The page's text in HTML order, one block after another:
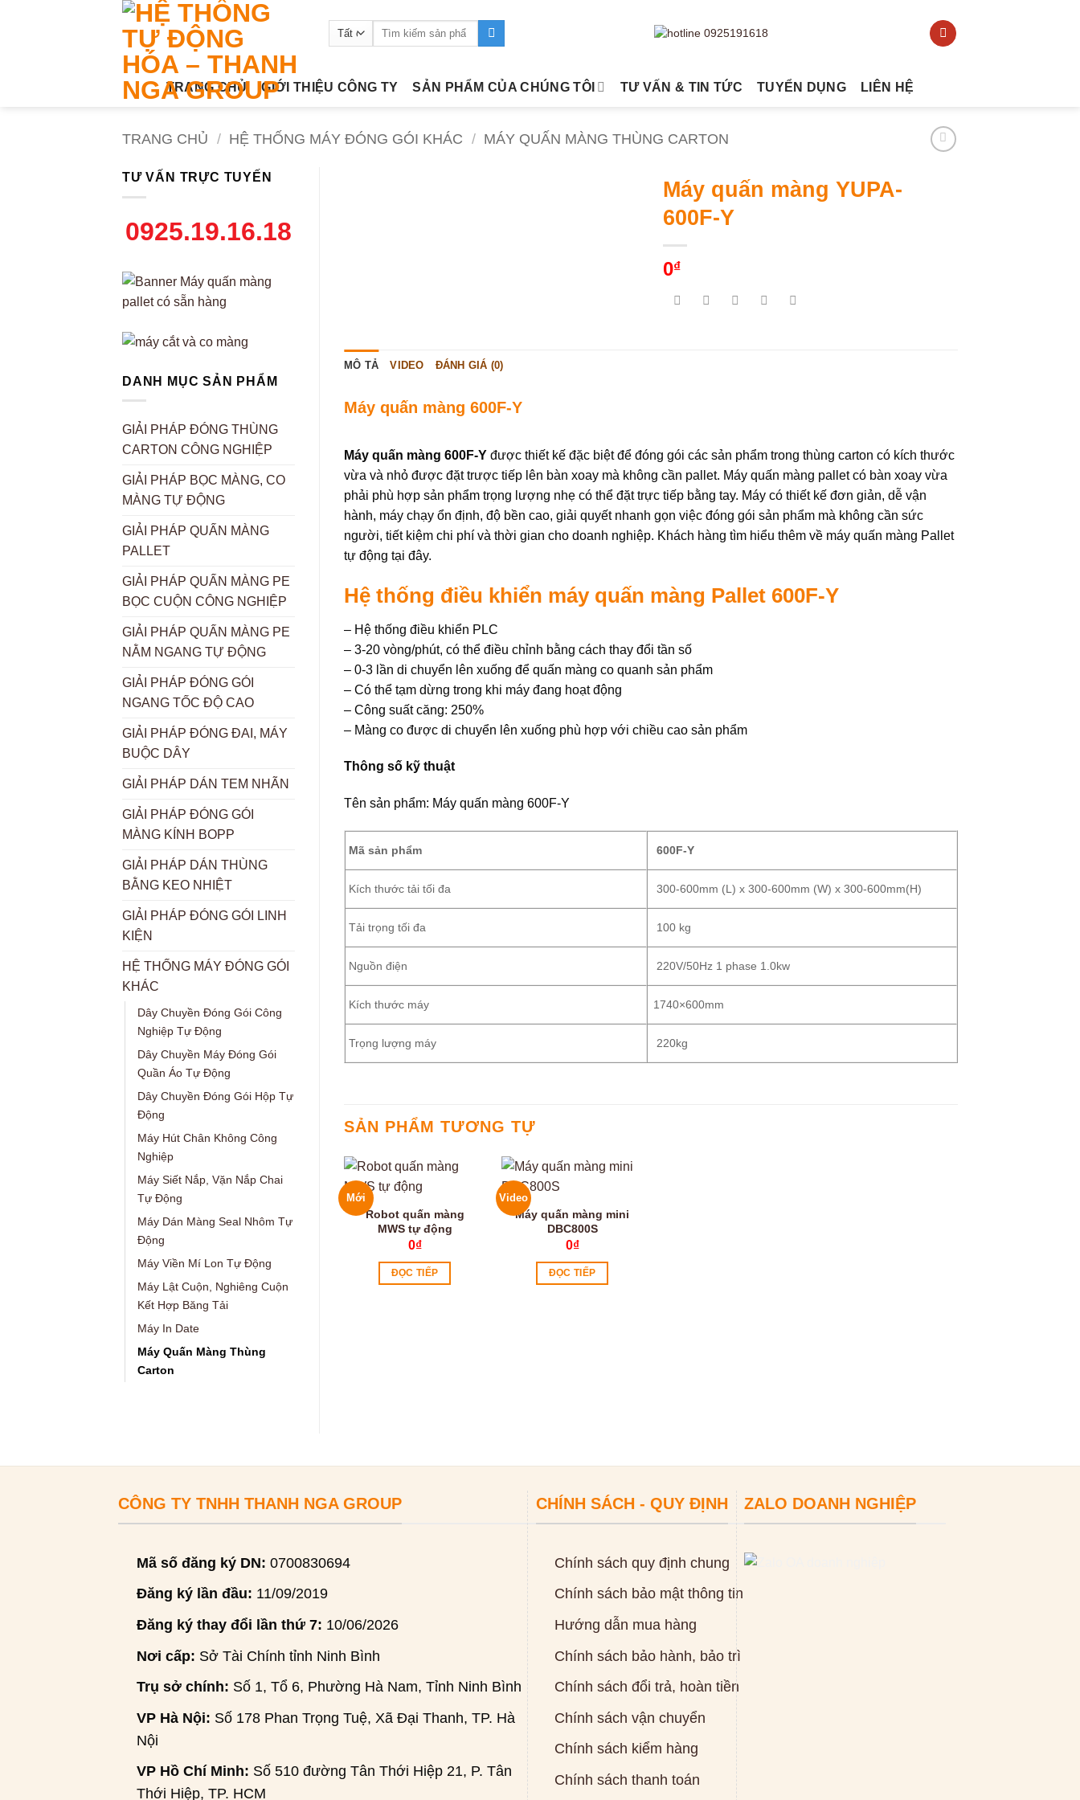
Tìm
TRANG CHỦ GIỚI THIỆU CÔNG TY SẢN PHẨM CỦA CHÚNG TÔI TƯ VẤN & TIN TỨC TUYỂN DỤNG LIÊN HỆ
TRANG CHỦ / HỆ THỐNG MÁY ĐÓNG GÓI KHÁC / MÁY QUẤN MÀNG THÙNG CARTON
TƯ VẤN TRỰC TUYẾN
0925.19.16.18
DANH MỤC SẢN PHẨM
GIẢI PHÁP ĐÓNG THÙNG
CARTON CÔNG NGHIỆP
GIẢI PHÁP BỌC MÀNG, CO
MÀNG TỰ ĐỘNG
GIẢI PHÁP QUẤN MÀNG
PALLET
GIẢI PHÁP QUẤN MÀNG PE
BỌC CUỘN CÔNG NGHIỆP
GIẢI PHÁP QUẤN MÀNG PE
NẰM NGANG TỰ ĐỘNG
GIẢI PHÁP ĐÓNG GÓI
NGANG TỐC ĐỘ CAO
GIẢI PHÁP ĐÓNG ĐAI, MÁY
BUỘC DÂY
GIẢI PHÁP DÁN TEM NHÃN
GIẢI PHÁP ĐÓNG GÓI
MÀNG KÍNH BOPP
GIẢI PHÁP DÁN THÙNG
BẰNG KEO NHIỆT
GIẢI PHÁP ĐÓNG GÓI LINH
KIỆN
HỆ THỐNG MÁY ĐÓNG GÓI
KHÁC
Dây Chuyền Đóng Gói Công
Nghiệp Tự Động
Dây Chuyền Máy Đóng Gói
Quần Áo Tự Động
Dây Chuyền Đóng Gói Hộp Tự
Động
Máy Hút Chân Không Công
Nghiệp
Máy Siết Nắp, Vặn Nắp Chai
Tự Động
Máy Dán Màng Seal Nhôm Tự
Động
Máy Viền Mí Lon Tự Động
Máy Lật Cuộn, Nghiêng Cuộn
Kết Hợp Băng Tải
Máy In Date
Máy Quấn Màng Thùng
Carton
Máy quấn màng YUPA-
600F-Y
0₫
MÔ TẢ VIDEO ĐÁNH GIÁ (0)
Máy quấn màng 600F-Y
Máy quấn màng 600F-Y được thiết kế đặc biệt để đóng gói các sản phẩm trong thùng carton có kích thước
vừa và nhỏ được đặt trược tiếp lên bàn xoay mà không cần pallet. Máy quấn màng pallet có bàn xoay vừa
phải phù hợp sản phẩm trọng lượng nhẹ có thể đặt trực tiếp bằng tay. Máy có thiết kế đơn giản, dễ vận
hành, máy chạy ổn định, độ bền cao, giải quyết nhanh gọn việc đóng gói sản phẩm mà không cần sức
người, tiết kiệm chi phí và thời gian cho doanh nghiệp. Khách hàng tìm hiểu thêm về máy quấn màng Pallet
tự động tại đây.
Hệ thống điều khiển máy quấn màng Pallet 600F-Y
– Hệ thống điều khiển PLC
– 3-20 vòng/phút, có thể điều chỉnh bằng cách thay đổi tần số
– 0-3 lần di chuyển lên xuống để quấn màng co quanh sản phẩm
– Có thể tạm dừng trong khi máy đang hoạt động
– Công suất căng: 250%
– Màng co được di chuyển lên xuống phù hợp với chiều cao sản phẩm
Thông số kỹ thuật
Tên sản phẩm: Máy quấn màng 600F-Y
Mã sản phẩm 600F-Y
Kích thước tải tối đa 300-600mm (L) x 300-600mm (W) x 300-600mm(H)
Tải trọng tối đa 100 kg
Nguồn điện 220V/50Hz 1 phase 1.0kw
Kích thước máy 1740×600mm
Trọng lượng máy 220kg
SẢN PHẨM TƯƠNG TỰ
Mới
Robot quấn màng
MWS tự động
0₫
ĐỌC TIẾP
Video
Máy quấn màng mini
DBC800S
0₫
ĐỌC TIẾP
CÔNG TY TNHH THANH NGA GROUP
Mã số đăng ký DN: 0700830694
Đăng ký lần đầu: 11/09/2019
Đăng ký thay đổi lần thứ 7: 10/06/2026
Nơi cấp: Sở Tài Chính tỉnh Ninh Bình
Trụ sở chính: Số 1, Tổ 6, Phường Hà Nam, Tỉnh Ninh Bình
VP Hà Nội: Số 178 Phan Trọng Tuệ, Xã Đại Thanh, TP. Hà
Nội
VP Hồ Chí Minh: Số 510 đường Tân Thới Hiệp 21, P. Tân
Thới Hiệp, TP. HCM
CHÍNH SÁCH - QUY ĐỊNH
Chính sách quy định chung
Chính sách bảo mật thông tin
Hướng dẫn mua hàng
Chính sách bảo hành, bảo trì
Chính sách đổi trả, hoàn tiền
Chính sách vận chuyển
Chính sách kiểm hàng
Chính sách thanh toán
ZALO DOANH NGHIỆP